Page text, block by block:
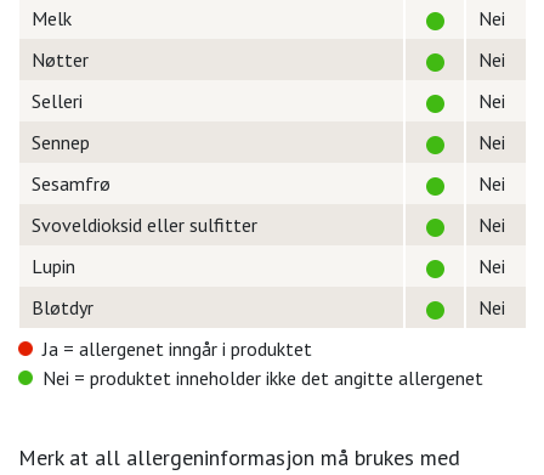
Melk
Nei
Nøtter
Nei
Selleri
Nei
Sennep
Nei
Sesamfrø
Nei
Svoveldioksid eller sulfitter
Nei
Lupin
Nei
Bløtdyr
Nei
Ja = allergenet inngår i produktet
Nei = produktet inneholder ikke det angitte allergenet
Merk at all allergeninformasjon må brukes med